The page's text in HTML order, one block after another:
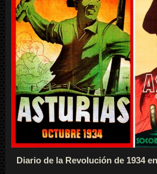
Diario de la Revolución de 1934